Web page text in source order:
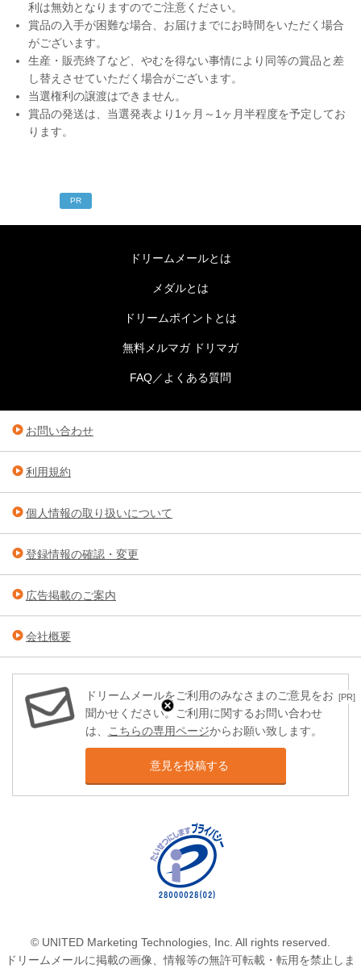
利は無効となりますのでご注意ください。
賞品の入手が困難な場合、お届けまでにお時間をいただく場合
がございます。
生産・販売終了など、やむを得ない事情により同等の賞品と差
し替えさせていただく場合がございます。
当選権利の譲渡はできません。
賞品の発送は、当選発表より1ヶ月～1ヶ月半程度を予定してお
ります。
[PR]
PR
ドリームメールとは
メダルとは
ドリームポイントとは
無料メルマガ ドリマガ
FAQ／よくある質問
お問い合わせ
利用規約
個人情報の取り扱いについて
登録情報の確認・変更
広告掲載のご案内
会社概要
ドリームメールをご利用のみなさまのご意見をお
聞かせください。ご利用に関するお問い合わせ
は、 こちらの専用ページからお願い致します。
意見を投稿する
© UNITED Marketing Technologies, Inc. All rights reserved.
ドリームメールに掲載の画像、情報等の無許可転載・転用を禁止しま